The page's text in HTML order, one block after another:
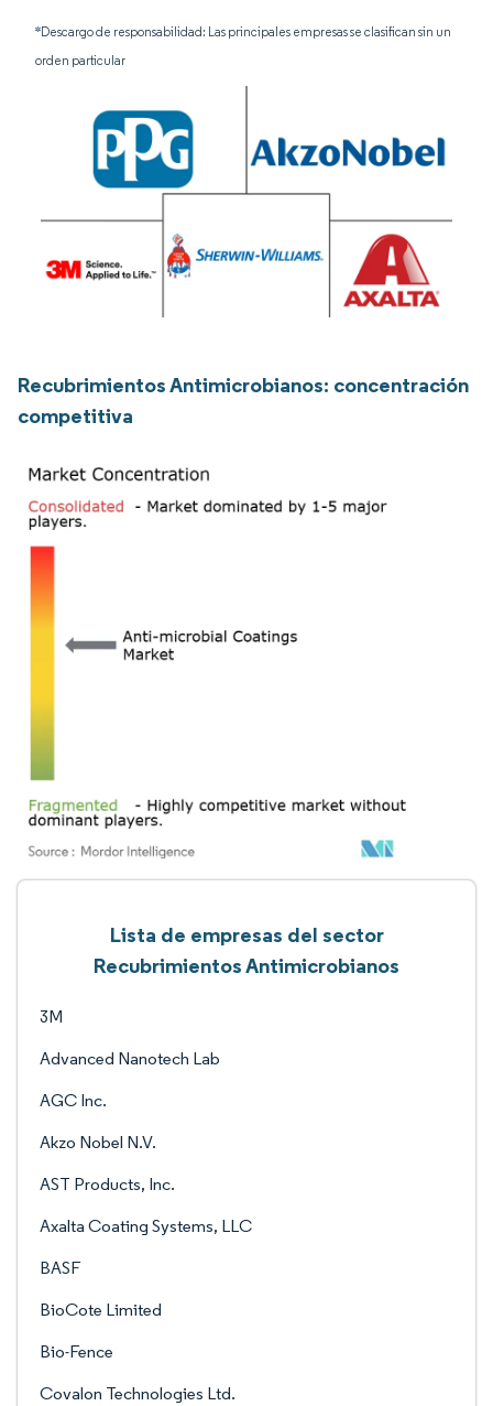
*Descargo de responsabilidad: Las principales empresas se clasifican sin un
orden particular
Recubrimientos Antimicrobianos: concentración
competitiva
Lista de empresas del sector
Recubrimientos Antimicrobianos
3M
Advanced Nanotech Lab
AGC Inc.
Akzo Nobel N.V.
AST Products, Inc.
Axalta Coating Systems, LLC
BASF
BioCote Limited
Bio-Fence
Covalon Technologies Ltd.